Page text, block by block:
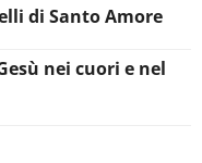
di Santo Amore
nei cuori e nel